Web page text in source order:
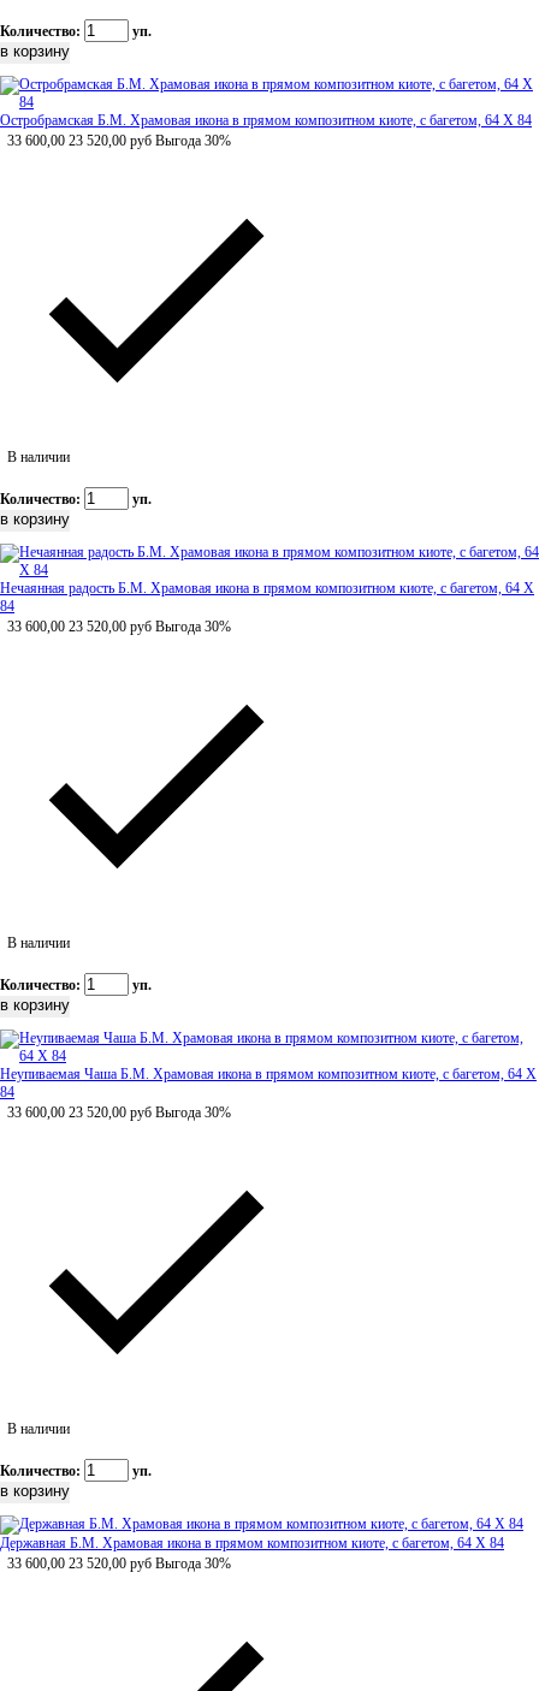
Количество: уп.
Остробрамская Б.М. Храмовая икона в прямом композитном киоте, с багетом, 64 Х 84
33 600,00 23 520,00 руб Выгода 30%
В наличии
Количество: уп.
Нечаянная радость Б.М. Храмовая икона в прямом композитном киоте, с багетом, 64 Х
84
33 600,00 23 520,00 руб Выгода 30%
В наличии
Количество: уп.
Неупиваемая Чаша Б.М. Храмовая икона в прямом композитном киоте, с багетом, 64 Х
84
33 600,00 23 520,00 руб Выгода 30%
В наличии
Количество: уп.
Державная Б.М. Храмовая икона в прямом композитном киоте, с багетом, 64 Х 84
33 600,00 23 520,00 руб Выгода 30%